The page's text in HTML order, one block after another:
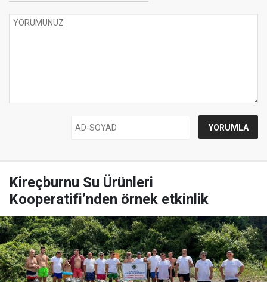
Kireçburnu Su Ürünleri
Kooperatifi’nden örnek etkinlik